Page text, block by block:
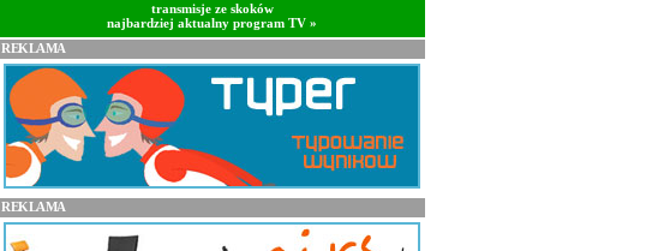
transmisje ze skoków
najbardziej aktualny program TV »
REKLAMA
REKLAMA